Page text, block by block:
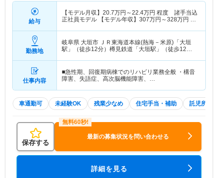
給与
【モデル月収】 20.7万円～22.4万円 程度 諸手当込
正社員モデル 【モデル年収】 307万円～328万円 程
勤務地
岐阜県 大垣市 ＪＲ東海道本線(熱海－米原)「大垣
駅」（徒歩12分）樽見鉄道「大垣駅」（徒歩12
仕事内容
■急性期、回復期病棟でのリハビリ業務全般 ・構音
障害、失語症、高次脳機能障害、…
車通勤可 未経験OK 残業少なめ 住宅手当・補助 託児所・
保存する
最新の募集状況を問い合わせる
詳細を見る